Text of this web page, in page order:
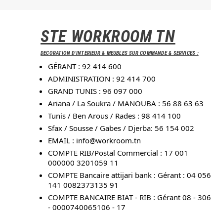
STE WORKROOM TN
DECORATION D'INTERIEUR & MEUBLES SUR COMMANDE & SERVICES :
GÉRANT : 92 414 600
ADMINISTRATION : 92 414 700
GRAND TUNIS : 96 097 000
Ariana / La Soukra / MANOUBA : 56 88 63 63
Tunis / Ben Arous / Rades : 98 414 100
Sfax / Sousse / Gabes / Djerba: 56 154 002
EMAIL : info@workroom.tn
COMPTE RIB/Postal Commercial : 17 001
000000 3201059 11
COMPTE Bancaire attijari bank : Gérant : 04 056
141 0082373135 91
COMPTE BANCAIRE BIAT - RIB : Gérant 08 - 306
- 0000740065106 - 17